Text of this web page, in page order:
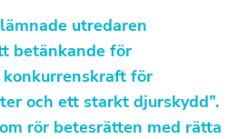
utredaren
betänkande för
för
och ett starkt djurskydd”.
rör betesrätten med rätta